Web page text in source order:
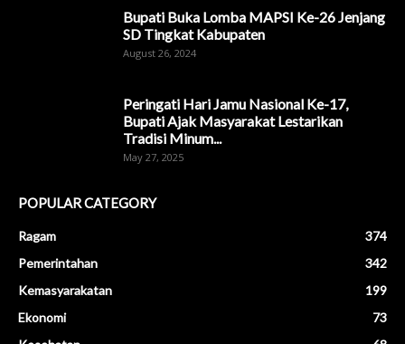
Bupati Buka Lomba MAPSI Ke-26 Jenjang
SD Tingkat Kabupaten
August 26, 2024
Peringati Hari Jamu Nasional Ke-17,
Bupati Ajak Masyarakat Lestarikan
Tradisi Minum...
May 27, 2025
POPULAR CATEGORY
Ragam
374
Pemerintahan
342
Kemasyarakatan
199
Ekonomi
73